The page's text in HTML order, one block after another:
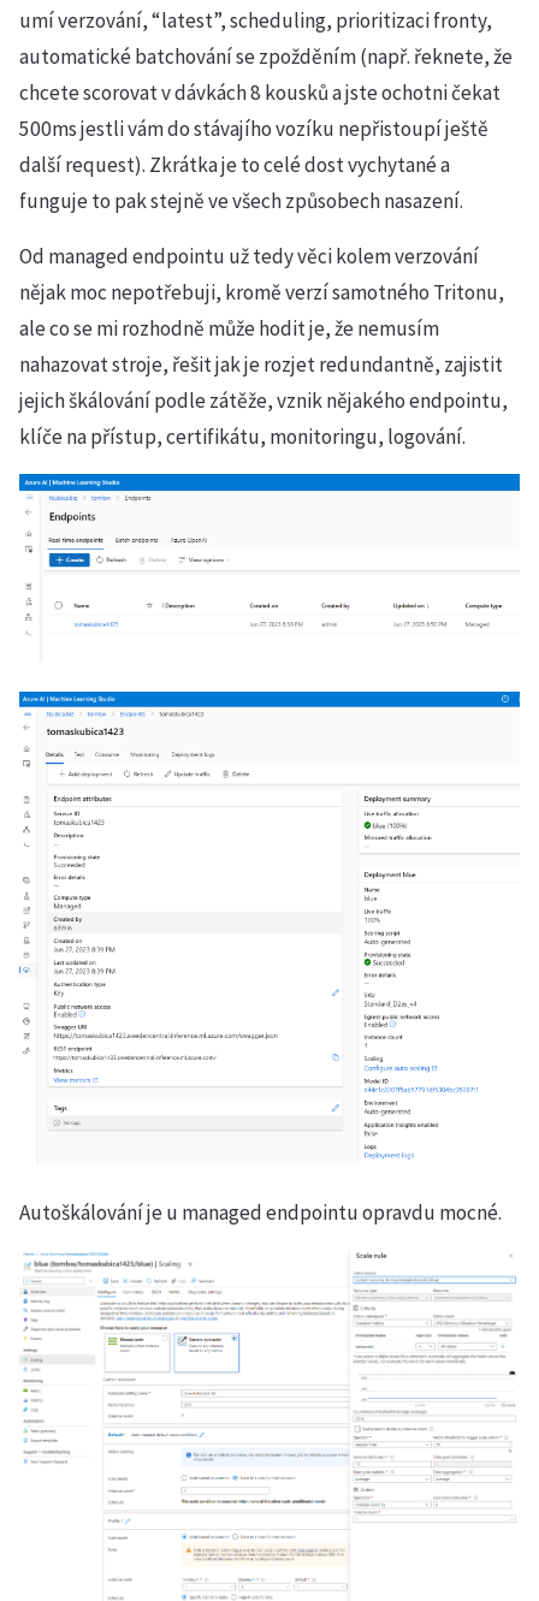
umí verzování, “latest”, scheduling, prioritizaci fronty,
automatické batchování se zpožděním (např. řeknete, že
chcete scorovat v dávkách 8 kousků a jste ochotni čekat
500ms jestli vám do stávajího vozíku nepřistoupí ještě
další request). Zkrátka je to celé dost vychytané a
funguje to pak stejně ve všech způsobech nasazení.
Od managed endpointu už tedy věci kolem verzování
nějak moc nepotřebuji, kromě verzí samotného Tritonu,
ale co se mi rozhodně může hodit je, že nemusím
nahazovat stroje, řešit jak je rozjet redundantně, zajistit
jejich škálování podle zátěže, vznik nějakého endpointu,
klíče na přístup, certifikátu, monitoringu, logování.
Autoškálování je u managed endpointu opravdu mocné.